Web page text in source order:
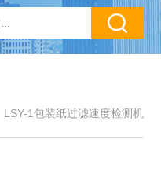
LSY-1包装纸过滤速度检测机